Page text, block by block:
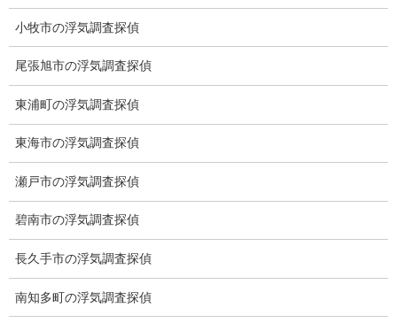
愛知県名古屋市中区栄3-7ｰ4
愛知県名古屋市中区新栄2丁目41-11
愛知県公安委員会 第54250033号
子供のお迎え、パート、お仕事の都合などで、お時間のない方、
小牧市の浮気調査探偵
尾張旭市の浮気調査探偵
東浦町の浮気調査探偵
東海市の浮気調査探偵
瀬戸市の浮気調査探偵
碧南市の浮気調査探偵
長久手市の浮気調査探偵
南知多町の浮気調査探偵